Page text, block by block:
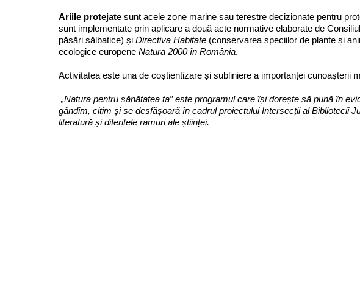
Ariile protejate sunt acele zone marine sau terestre decizionate pentru
sunt implementate prin aplicare a două acte normative elaborate de
păsări sălbatice) șiDirectiva Habitate (conservarea speciilor de plante și
ecologice europeneNatura 2000 în România.
Activitatea este una de coștientizare și subliniere a importanței cunoașterii
„Natura pentru sănătatea ta” este programul care își dorește să pună în
gândim, citim și se desfășoară în cadrul proiectului Intersecții al Bibliotecii
literatură și diferitele ramuri ale științei.